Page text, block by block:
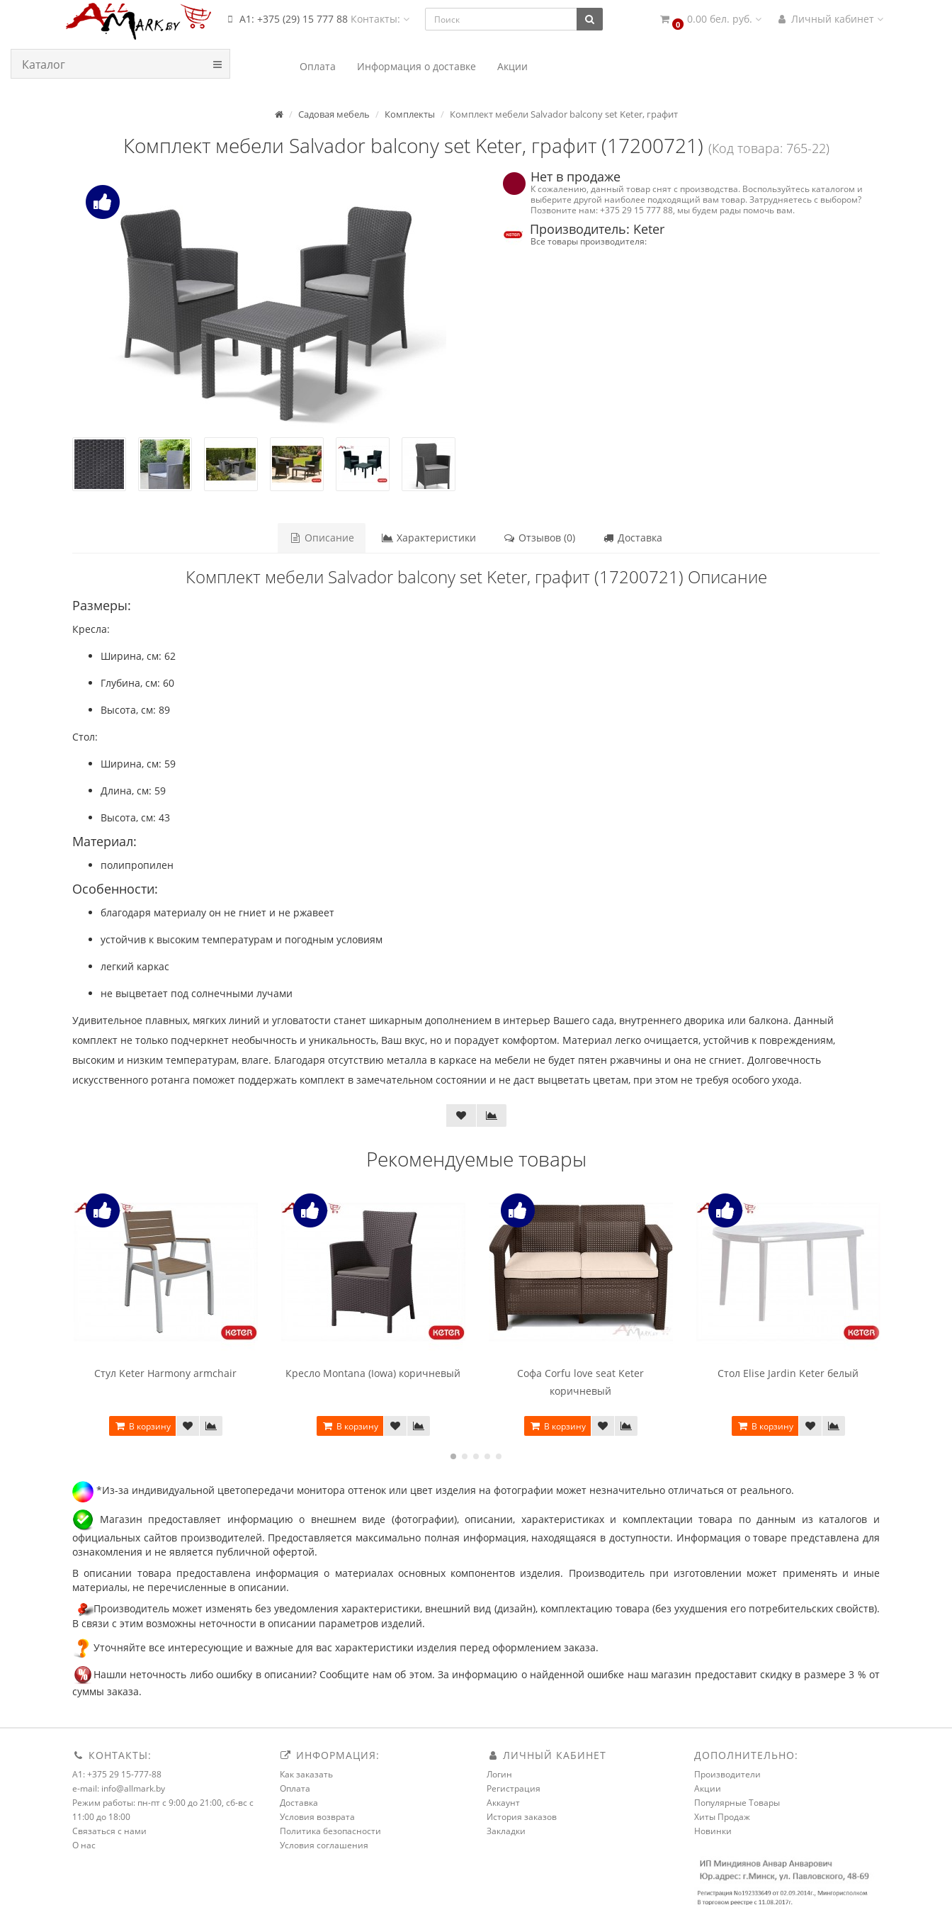
А1: +375 (29) 15 777 88 Контакты: 0 0.00 бел. руб. Личный кабинет
Каталог Оплата Информация о доставке Акции
Садовая мебель Комплекты Комплект мебели Salvador balcony set Keter, графит
Комплект мебели Salvador balcony set Keter, графит (17200721) (Код товара: 765-22)
Нет в продаже
К сожалению, данный товар снят с производства. Воспользуйтесь каталогом и
выберите другой наиболее подходящий вам товар. Затрудняетесь с выбором?
Позвоните нам: +375 29 15 777 88, мы будем рады помочь вам.
Производитель: Keter
Все товары производителя:
Описание Характеристики Отзывов (0) Доставка
Комплект мебели Salvador balcony set Keter, графит (17200721) Описание
Размеры:
Кресла:
Ширина, см: 62
Глубина, см: 60
Высота, см: 89
Стол:
Ширина, см: 59
Длина, см: 59
Высота, см: 43
Материал:
полипропилен
Особенности:
благодаря материалу он не гниет и не ржавеет
устойчив к высоким температурам и погодным условиям
легкий каркас
не выцветает под солнечными лучами
Удивительное плавных, мягких линий и угловатости станет шикарным дополнением в интерьер Вашего сада, внутреннего дворика или балкона. Данный
комплект не только подчеркнет необычность и уникальность, Ваш вкус, но и порадует комфортом. Материал легко очищается, устойчив к повреждениям,
высоким и низким температурам, влаге. Благодаря отсутствию металла в каркасе на мебели не будет пятен ржавчины и она не сгниет. Долговечность
искусственного ротанга поможет поддержать комплект в замечательном состоянии и не даст выцветать цветам, при этом не требуя особого ухода.
Рекомендуемые товары
Стул Keter Harmony armchair
В корзину
Кресло Montana (Iowa) коричневый
В корзину
Софа Corfu love seat Keter
коричневый
В корзину
Стол Elise Jardin Keter белый
В корзину
*Из-за индивидуальной цветопередачи монитора оттенок или цвет изделия на фотографии может незначительно отличаться от реального.
Магазин предоставляет информацию о внешнем виде (фотографии), описании, характеристиках и комплектации товара по данным из каталогов и
официальных сайтов производителей. Предоставляется максимально полная информация, находящаяся в доступности. Информация о товаре представлена для
ознакомления и не является публичной офертой.
В описании товара предоставлена информация о материалах основных компонентов изделия. Производитель при изготовлении может применять и иные
материалы, не перечисленные в описании.
Производитель может изменять без уведомления характеристики, внешний вид (дизайн), комплектацию товара (без ухудшения его потребительских свойств).
В связи с этим возможны неточности в описании параметров изделий.
Уточняйте все интересующие и важные для вас характеристики изделия перед оформлением заказа.
Нашли неточность либо ошибку в описании? Сообщите нам об этом. За информацию о найденной ошибке наш магазин предоставит скидку в размере 3 % от
суммы заказа.
КОНТАКТЫ:
A1: +375 29 15-777-88
e-mail: info@allmark.by
Режим работы: пн-пт с 9:00 до 21:00, сб-вс с
11:00 до 18:00
Связаться с нами
О нас
ИНФОРМАЦИЯ:
Как заказать
Оплата
Доставка
Условия возврата
Политика безопасности
Условия соглашения
ЛИЧНЫЙ КАБИНЕТ
Логин
Регистрация
Аккаунт
История заказов
Закладки
ДОПОЛНИТЕЛЬНО:
Производители
Акции
Популярные Товары
Хиты Продаж
Новинки